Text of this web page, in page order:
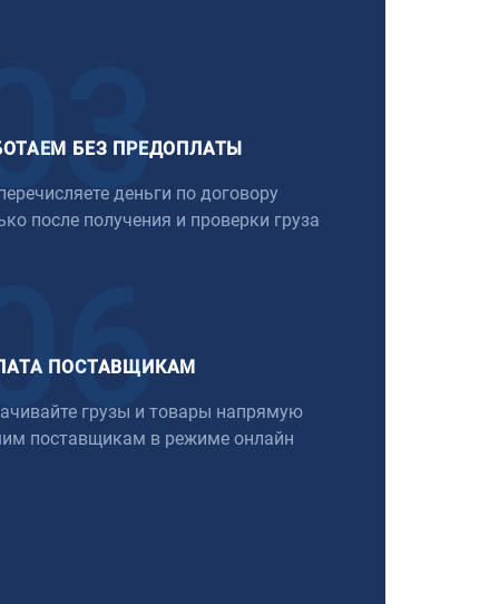
БЕЗ ПРЕДОПЛАТЫ
деньги по договору
после получения и проверки груза
ПОСТАВЩИКАМ
грузы и товары напрямую
поставщикам в режиме онлайн